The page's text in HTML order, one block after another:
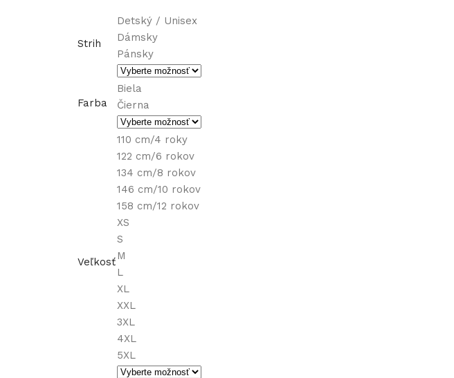
Strih
Detský / Unisex
Dámsky
Pánsky
Farba
Biela
Čierna
Veľkosť
110 cm/4 roky
122 cm/6 rokov
134 cm/8 rokov
146 cm/10 rokov
158 cm/12 rokov
XS
S
M
L
XL
XXL
3XL
4XL
5XL